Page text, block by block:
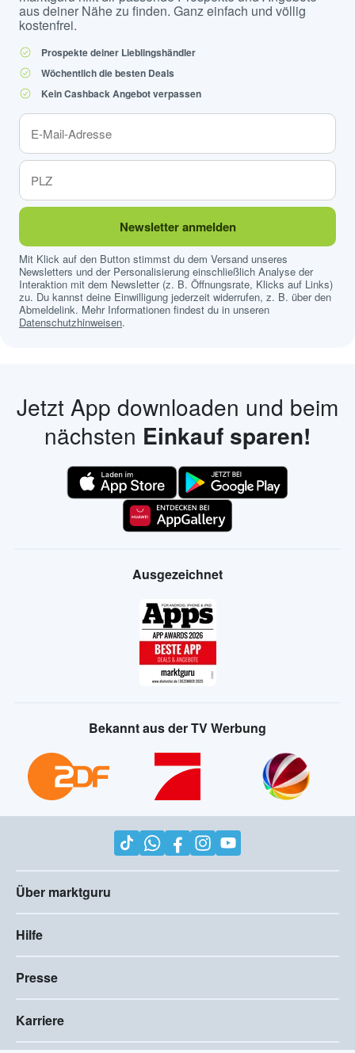
aus deiner Nähe zu finden. Ganz einfach und völlig
kostenfrei.
Prospekte deiner Lieblingshändler
Wöchentlich die besten Deals
Kein Cashback Angebot verpassen
Newsletter anmelden
Mit Klick auf den Button stimmst du dem Versand unseres
Newsletters und der Personalisierung einschließlich Analyse der
Interaktion mit dem Newsletter (z. B. Öffnungsrate, Klicks auf Links)
zu. Du kannst deine Einwilligung jederzeit widerrufen, z. B. über den
Abmeldelink. Mehr Informationen findest du in unseren
Datenschutzhinweisen.
Jetzt App downloaden und beim
nächsten Einkauf sparen!
Ausgezeichnet
Bekannt aus der TV Werbung
Über marktguru
Hilfe
Presse
Karriere